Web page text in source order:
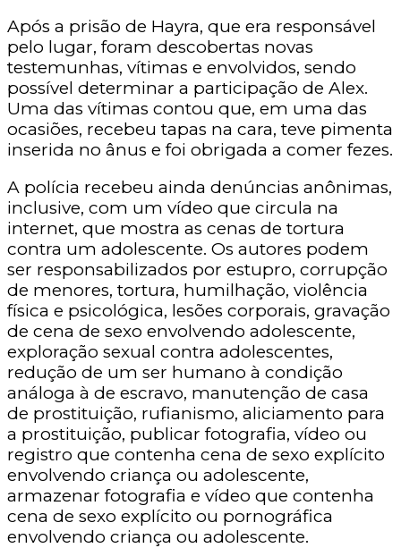
Após a prisão de Hayra, que era responsável
pelo lugar, foram descobertas novas
testemunhas, vítimas e envolvidos, sendo
possível determinar a participação de Alex.
Uma das vítimas contou que, em uma das
ocasiões, recebeu tapas na cara, teve pimenta
inserida no ânus e foi obrigada a comer fezes.
A polícia recebeu ainda denúncias anônimas,
inclusive, com um vídeo que circula na
internet, que mostra as cenas de tortura
contra um adolescente. Os autores podem
ser responsabilizados por estupro, corrupção
de menores, tortura, humilhação, violência
física e psicológica, lesões corporais, gravação
de cena de sexo envolvendo adolescente,
exploração sexual contra adolescentes,
redução de um ser humano à condição
análoga à de escravo, manutenção de casa
de prostituição, rufianismo, aliciamento para
a prostituição, publicar fotografia, vídeo ou
registro que contenha cena de sexo explícito
envolvendo criança ou adolescente,
armazenar fotografia e vídeo que contenha
cena de sexo explícito ou pornográfica
envolvendo criança ou adolescente.